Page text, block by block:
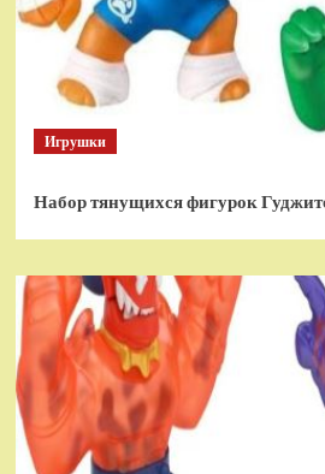
Игрушки
Набор тянущихся фигурок